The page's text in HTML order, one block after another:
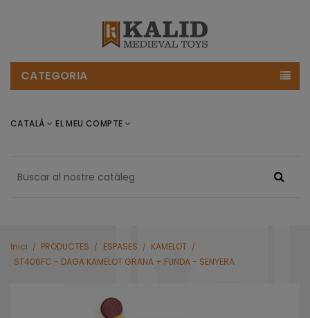
CATEGORIA
CATALÀ EL MEU COMPTE
Inici PRODUCTES ESPASES
KAMELOT
ST406FC - DAGA KAMELOT GRANA + FUNDA - SENYERA